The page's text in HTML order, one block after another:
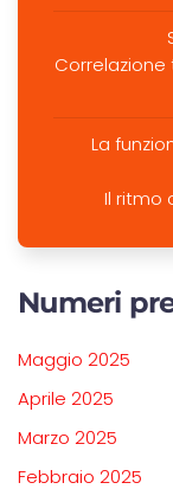
La
Il ritmo
Numeri
Maggio 2025
Aprile 2025
Marzo 2025
Febbraio 2025